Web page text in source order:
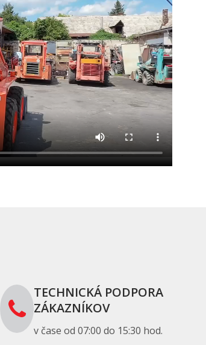
TECHNICKÁ PODPORA
ZÁKAZNÍKOV
v čase od 07:00 do 15:30 hod.